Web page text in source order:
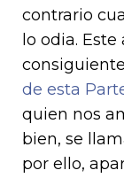
contrario
lo odia.
de esta
quien nos
bien, se
por ello,